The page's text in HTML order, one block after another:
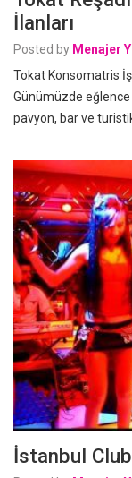
İlanları
Posted by Menajer
Tokat Konsomatris İş
Günümüzde
pavyon, bar ve
İstanbul